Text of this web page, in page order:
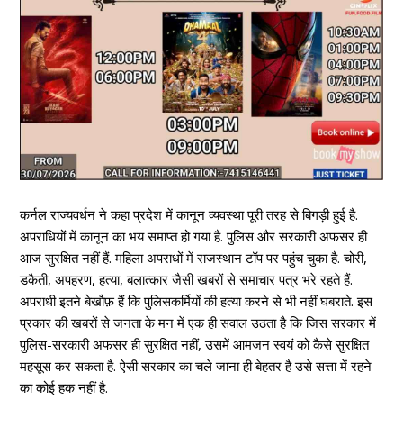
कर्नल राज्यवर्धन ने कहा प्रदेश में कानून व्यवस्था पूरी तरह से बिगड़ी हुई है.
अपराधियों में कानून का भय समाप्त हो गया है. पुलिस और सरकारी अफसर ही
आज सुरक्षित नहीं हैं. महिला अपराधों में राजस्थान टॉप पर पहुंच चुका है. चोरी,
डकैती, अपहरण, हत्या, बलात्कार जैसी खबरों से समाचार पत्र भरे रहते हैं.
अपराधी इतने बेखौफ़ हैं कि पुलिसकर्मियों की हत्या करने से भी नहीं घबराते. इस
प्रकार की खबरों से जनता के मन में एक ही सवाल उठता है कि जिस सरकार में
पुलिस-सरकारी अफसर ही सुरक्षित नहीं, उसमें आमजन स्वयं को कैसे सुरक्षित
महसूस कर सकता है. ऐसी सरकार का चले जाना ही बेहतर है उसे सत्ता में रहने
का कोई हक नहीं है.